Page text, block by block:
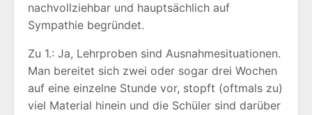
nachvollziehbar und hauptsächlich auf
Sympathie begründet.
Zu 1.: Ja, Lehrproben sind Ausnahmesituationen.
Man bereitet sich zwei oder sogar drei Wochen
auf eine einzelne Stunde vor, stopft (oftmals zu)
viel Material hinein und die Schüler sind darüber